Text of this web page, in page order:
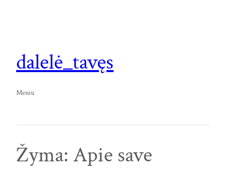
dalelė_tavęs
Meniu
Žyma: Apie save